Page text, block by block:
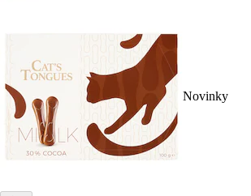
Novinky